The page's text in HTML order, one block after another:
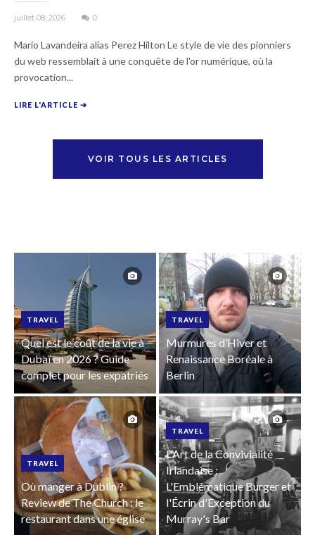
juillet 08, 2026 0
Mario Lavandeira alias Perez Hilton Le style de vie des pionniers
du web ressemblait à une conquête de l'or numérique, où la
provocation...
LIRE L'ARTICLE ➔
VOIR TOUS LES ARTICLES
TRAVEL
Quel est le coût de la vie à
Dubaï en 2026 ? Guide
complet pour les expatriés
TRAVEL
Murmures d’Hiver et
Renaissance Boréale à
Berlin
TRAVEL
Où manger à Dublin ?
Review de The Church : le
restaurant dans une église
TRAVEL
L'Art de la Convivialité
Irlandaise :
L'Emblématique Burger et
l'Écrin d'Exception du
Murray's Bar